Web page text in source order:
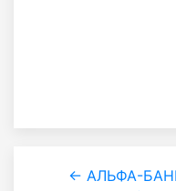
← АЛЬФА-